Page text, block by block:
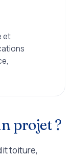
et
projet ?
toiture,